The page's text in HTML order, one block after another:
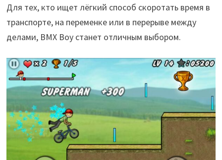
Для тех, кто ищет лёгкий способ скоротать время в
транспорте, на переменке или в перерыве между
делами, BMX Boy станет отличным выбором.